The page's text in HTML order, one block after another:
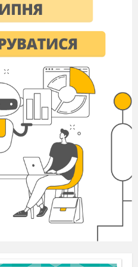
залежності
оселених у
на дворових людей
власності на всі
за встановлені
селян
і для виконання їх
і поміщиком ту
й інших угідь, яка
положеннями. <...>
кріпосної залежності
господарських
безпосереднього
у волості. У
і в кожній волості
провадити вільну